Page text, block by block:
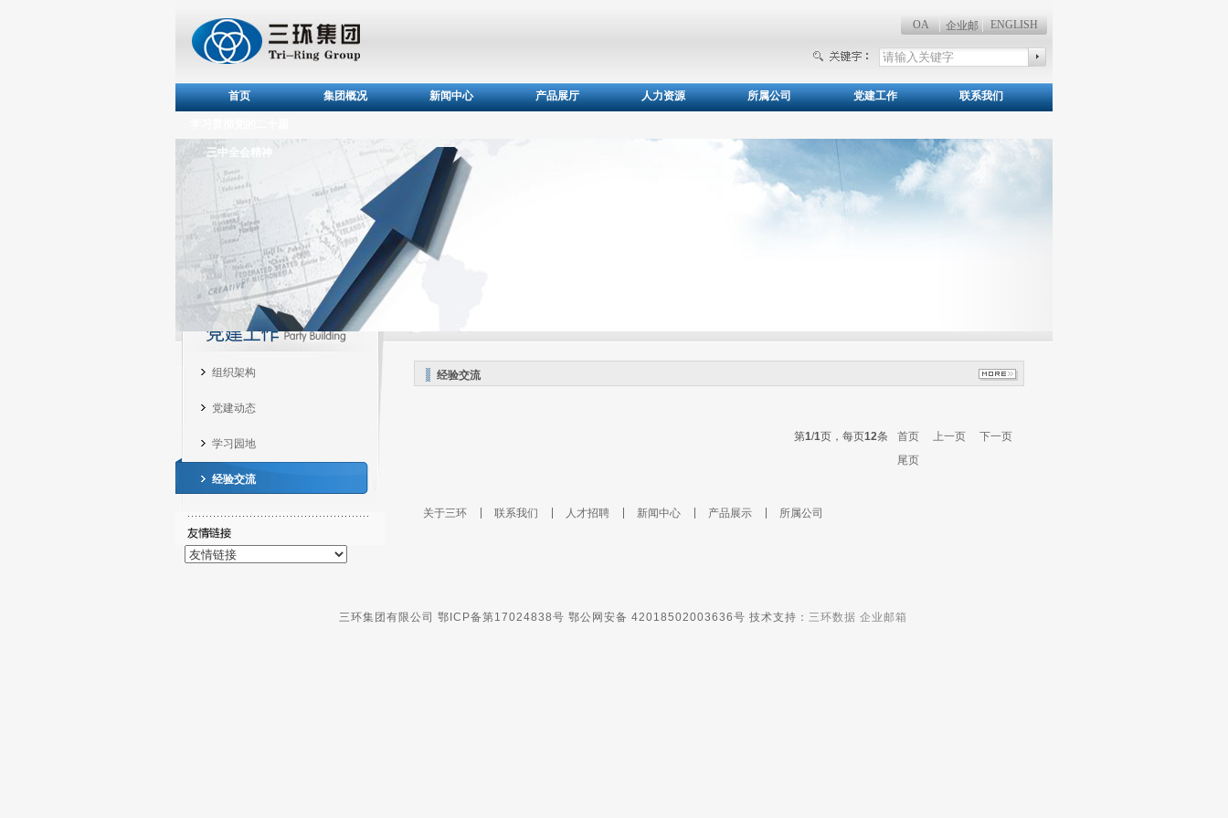
OA 企业邮 ENGLISH
首页 集团概况 新闻中心 产品展厅 人力资源 所属公司 党建工作 联系我们
三中全会精神
组织架构
党建动态
学习园地
经验交流
经验交流
第1/1页，每页12条 首页 上一页
下一页
尾页
关于三环 联系我们 人才招聘 新闻中心 产品展示 所属公司
三环集团有限公司 鄂ICP备第17024838号 鄂公网安备 42018502003636号 技术支持： 三环数据 企业邮箱